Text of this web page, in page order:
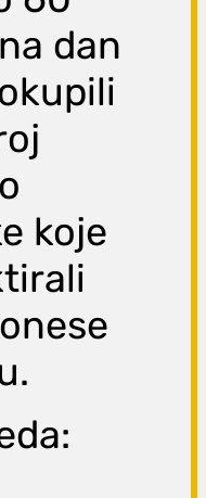
dan
koje